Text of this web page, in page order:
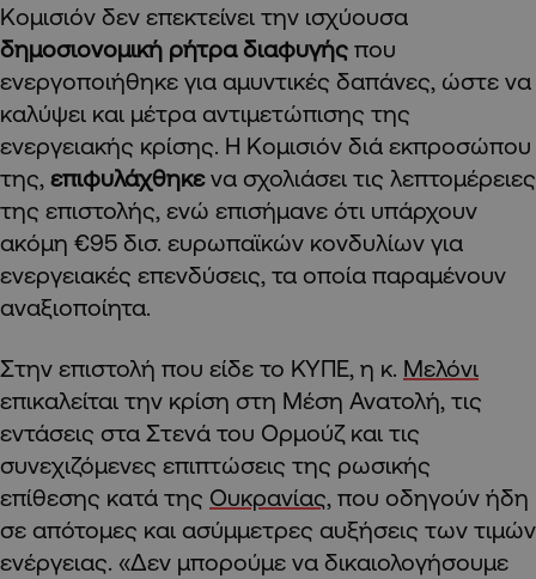
Κομισιόν δεν επεκτείνει την ισχύουσα
δημοσιονομική ρήτρα διαφυγής που
ενεργοποιήθηκε για αμυντικές δαπάνες, ώστε να
καλύψει και μέτρα αντιμετώπισης της
ενεργειακής κρίσης. Η Κομισιόν διά εκπροσώπου
της, επιφυλάχθηκενα σχολιάσει τις λεπτομέρειες
της επιστολής, ενώ επισήμανε ότι υπάρχουν
ακόμη €95 δισ. ευρωπαϊκών κονδυλίων για
ενεργειακές επενδύσεις, τα οποία παραμένουν
αναξιοποίητα.
Στην επιστολή που είδε το ΚΥΠΕ, η κ. Μελόνι
επικαλείται την κρίση στη Μέση Ανατολή, τις
εντάσεις στα Στενά του Ορμούζ και τις
συνεχιζόμενες επιπτώσεις της ρωσικής
επίθεσης κατά της Ουκρανίας, που οδηγούν ήδη
σε απότομες και ασύμμετρες αυξήσεις των τιμών
ενέργειας. «Δεν μπορούμε να δικαιολογήσουμε